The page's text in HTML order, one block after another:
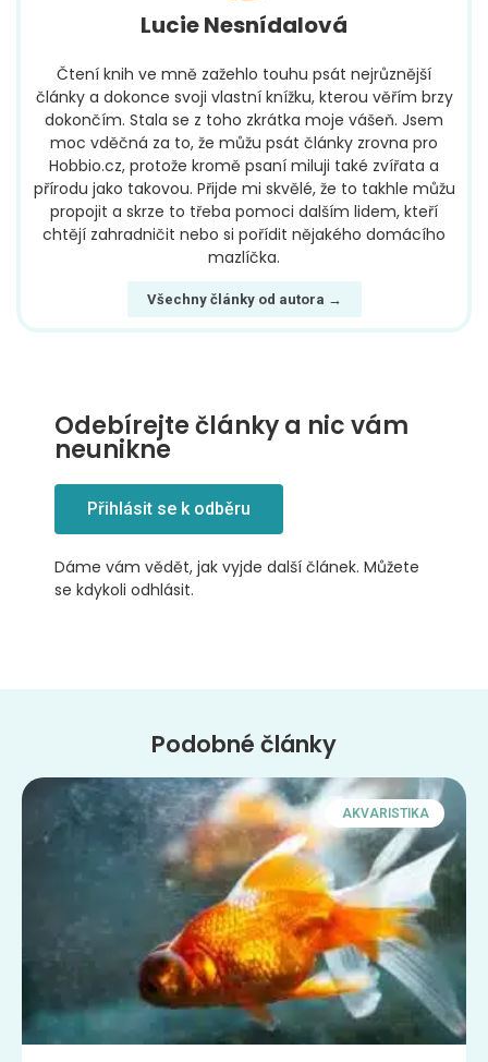
Lucie Nesnídalová
Čtení knih ve mně zažehlo touhu psát nejrůznější
články a dokonce svoji vlastní knížku, kterou věřím brzy
dokončím. Stala se z toho zkrátka moje vášeň. Jsem
moc vděčná za to, že můžu psát články zrovna pro
Hobbio.cz, protože kromě psaní miluji také zvířata a
přírodu jako takovou. Přijde mi skvělé, že to takhle můžu
propojit a skrze to třeba pomoci dalším lidem, kteří
chtějí zahradničit nebo si pořídit nějakého domácího
mazlíčka.
Všechny články od autora →
Odebírejte články a nic vám
neunikne
Přihlásit se k odběru
Dáme vám vědět, jak vyjde další článek. Můžete
se kdykoli odhlásit.
Podobné články
AKVARISTIKA